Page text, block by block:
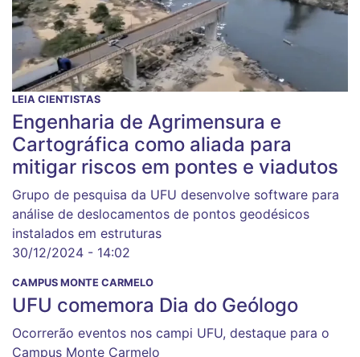
LEIA CIENTISTAS
Engenharia de Agrimensura e
Cartográfica como aliada para
mitigar riscos em pontes e viadutos
Grupo de pesquisa da UFU desenvolve software para
análise de deslocamentos de pontos geodésicos
instalados em estruturas
30/12/2024 - 14:02
CAMPUS MONTE CARMELO
UFU comemora Dia do Geólogo
Ocorrerão eventos nos campi UFU, destaque para o
Campus Monte Carmelo